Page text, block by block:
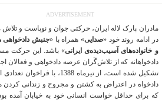
ADVERTISEMENT
مادران پارک لاله ایران، حرکتی جوان و نوپاست و
در ادامه روند خود «صدایی» همراه با «جنبش دادخواهی
و خانواده‌های آسیب‌دیده‌ی ایرانی» باشد. این حرکت
دادخواهانه که از تلاش‌گَران عرصه دادخواهی و فعالان
تشکیل شده است، از تیرماه 1388، با فراخوان
دادخواه در اعتراض به کشتن و مجروح و زندانی کردن
که برای حداقل خواست انسانی خود به خیابان آمده